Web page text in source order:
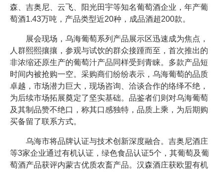
森、吉奥尼、云飞、阳光田宇等知名葡萄酒企业，年产葡
萄酒1.43万吨，产品类型近20种，成品酒超200款。
展会现场，乌海葡萄系列产品展示区迅速成为焦点，
人群熙熙攘攘，参观与试饮的群众接踵而至，首次推出的
非浓缩还原生产的葡萄汁产品同样受到青睐。多款产品短
时间内被抢购一空。采购商们纷纷表示，乌海葡萄的品质
卓越，市场潜力巨大，现场咨询、洽谈合作的络绎不绝，
为后续市场拓展奠定了坚实基础。品鉴者们则对乌海葡萄
及其制品赞不绝口，称其口感独特，品质上乘，为后期购
买备留了联系方式。
乌海市将品牌认证与技术创新深度融合。吉奥尼酒庄
等3家企业通过有机认证，绿色食品认证5个，其葡萄及葡
萄酒产品获评内蒙古优质农畜产品。汉森酒庄获欧盟有机